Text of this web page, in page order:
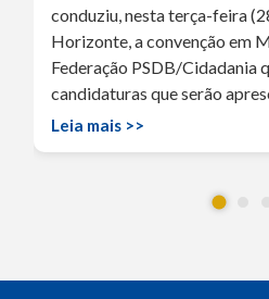
conduziu, nesta terça-feira
Horizonte, a convenção em
Federação PSDB/Cidadania
candidaturas que serão
Leia mais >>